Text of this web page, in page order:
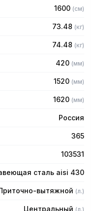
1600 (см)
73.48 (кг)
74.48 (кг)
420 (мм)
1520 (мм)
1620 (мм)
Россия
365
103531
сталь aisi 430
вытяжной (л.)
Центральный (л.)